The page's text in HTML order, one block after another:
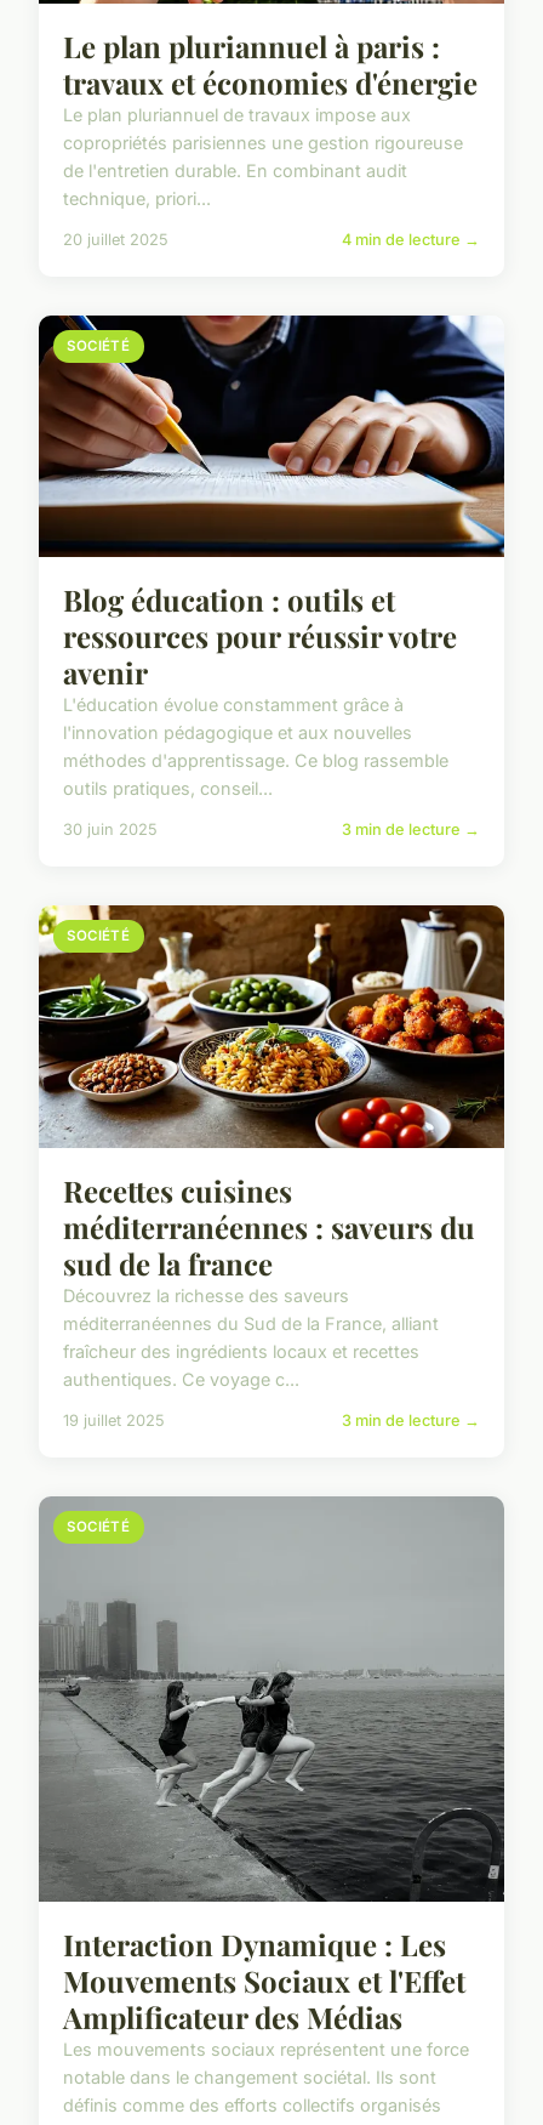
Le plan pluriannuel à paris :
travaux et économies d'énergie
Le plan pluriannuel de travaux impose aux
copropriétés parisiennes une gestion rigoureuse
de l'entretien durable. En combinant audit
technique, priori...
20 juillet 2025 4 min de lecture →
SOCIÉTÉ
Blog éducation : outils et
ressources pour réussir votre
avenir
L'éducation évolue constamment grâce à
l'innovation pédagogique et aux nouvelles
méthodes d'apprentissage. Ce blog rassemble
outils pratiques, conseil...
30 juin 2025 3 min de lecture →
SOCIÉTÉ
Recettes cuisines
méditerranéennes : saveurs du
sud de la france
Découvrez la richesse des saveurs
méditerranéennes du Sud de la France, alliant
fraîcheur des ingrédients locaux et recettes
authentiques. Ce voyage c...
19 juillet 2025 3 min de lecture →
SOCIÉTÉ
Interaction Dynamique : Les
Mouvements Sociaux et l'Effet
Amplificateur des Médias
Les mouvements sociaux représentent une force
notable dans le changement sociétal. Ils sont
définis comme des efforts collectifs organisés